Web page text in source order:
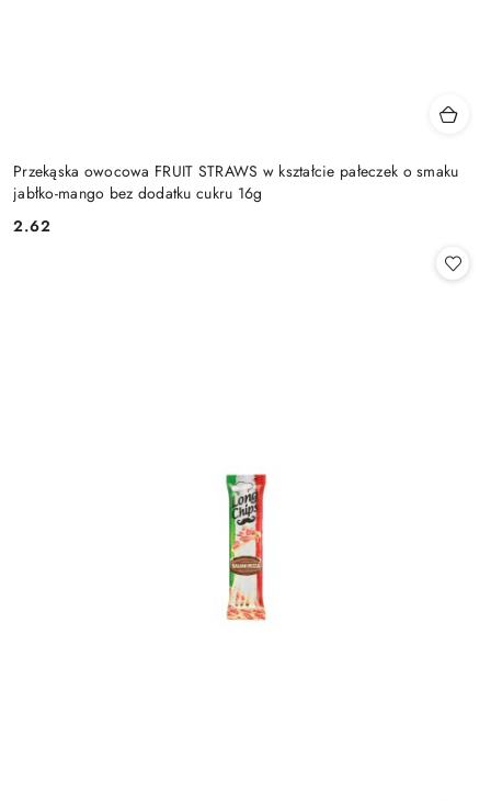
Przekąska owocowa FRUIT STRAWS w kształcie pałeczek o smaku
jabłko-mango bez dodatku cukru 16g
Cena:
2.62